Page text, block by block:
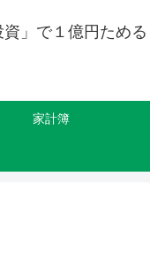
」で１億円ためる
家計簿